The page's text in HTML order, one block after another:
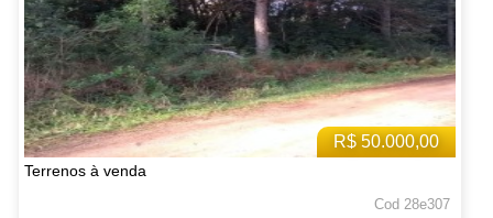
R$ 50.000,00
Terrenos à venda
Cod 28e307